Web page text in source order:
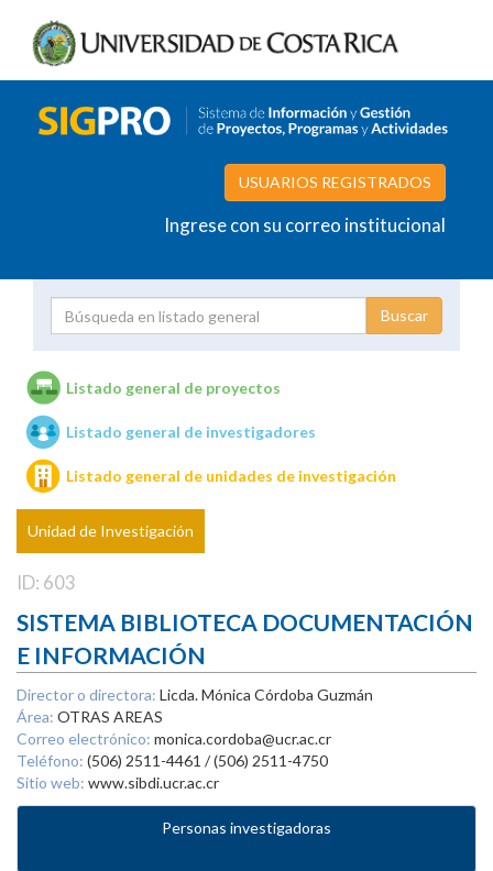
USUARIOS REGISTRADOS
Ingrese con su correo institucional
Unidades de investigación
Listado general de proyectos
Listado general de investigadores
Listado general de unidades de investigación
Unidad de Investigación
ID: 603
SISTEMA BIBLIOTECA DOCUMENTACIÓN
E INFORMACIÓN
Director o directora: Licda. Mónica Córdoba Guzmán
Área: OTRAS AREAS
Correo electrónico: monica.cordoba@ucr.ac.cr
Teléfono: (506) 2511-4461 / (506) 2511-4750
Sitio web: www.sibdi.ucr.ac.cr
Personas investigadoras